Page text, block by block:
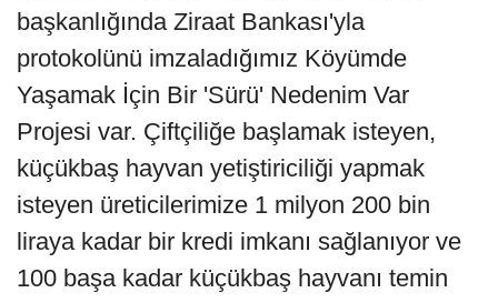
başkanlığında Ziraat Bankası'yla
protokolünü imzaladığımız Köyümde
Yaşamak İçin Bir 'Sürü' Nedenim Var
Projesi var. Çiftçiliğe başlamak isteyen,
küçükbaş hayvan yetiştiriciliği yapmak
isteyen üreticilerimize 1 milyon 200 bin
liraya kadar bir kredi imkanı sağlanıyor ve
100 başa kadar küçükbaş hayvanı temin